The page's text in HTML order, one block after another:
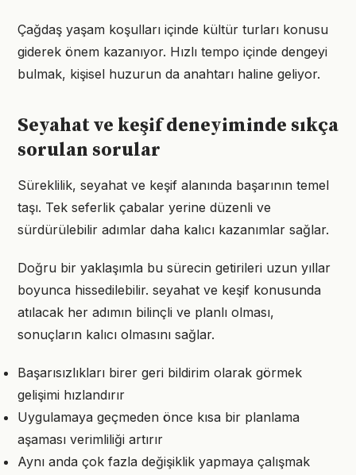
Çağdaş yaşam koşulları içinde kültür turları konusu
giderek önem kazanıyor. Hızlı tempo içinde dengeyi
bulmak, kişisel huzurun da anahtarı haline geliyor.
Seyahat ve keşif deneyiminde sıkça
sorulan sorular
Süreklilik, seyahat ve keşif alanında başarının temel
taşı. Tek seferlik çabalar yerine düzenli ve
sürdürülebilir adımlar daha kalıcı kazanımlar sağlar.
Doğru bir yaklaşımla bu sürecin getirileri uzun yıllar
boyunca hissedilebilir. seyahat ve keşif konusunda
atılacak her adımın bilinçli ve planlı olması,
sonuçların kalıcı olmasını sağlar.
Başarısızlıkları birer geri bildirim olarak görmek
gelişimi hızlandırır
Uygulamaya geçmeden önce kısa bir planlama
aşaması verimliliği artırır
Aynı anda çok fazla değişiklik yapmaya çalışmak